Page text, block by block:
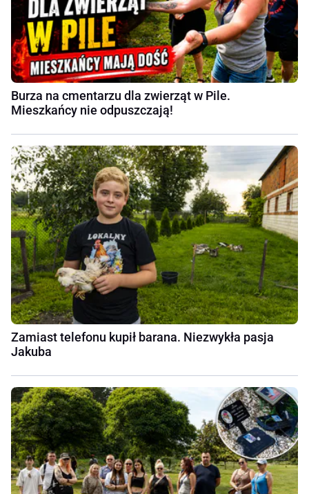
Burza na cmentarzu dla zwierząt w Pile.
Mieszkańcy nie odpuszczają!
Zamiast telefonu kupił barana. Niezwykła pasja
Jakuba